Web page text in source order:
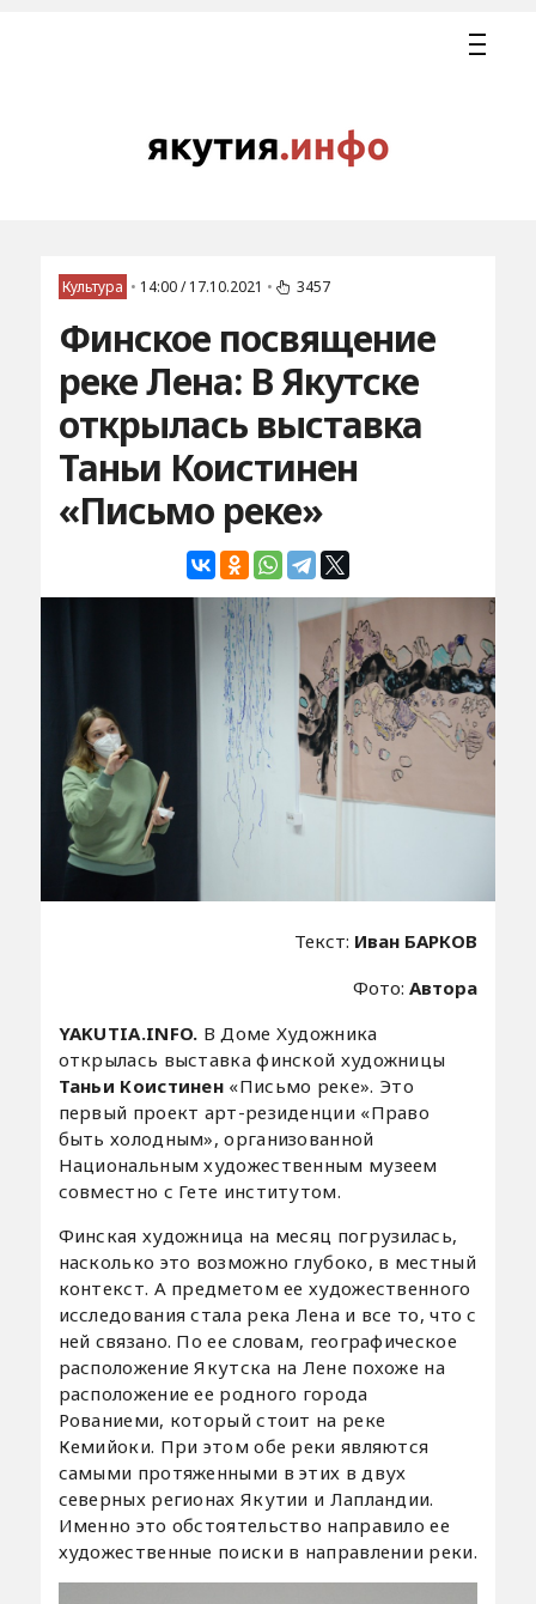
Культура • 14:00 / 17.10.2021 • 3457
Финское посвящение
реке Лена: В Якутске
открылась выставка
Таньи Коистинен
«Письмо реке»
Текст: Иван БАРКОВ
Фото:Автора
YAKUTIA.INFO. В Доме Художника
открылась выставка финской художницы
Таньи Коистинен «Письмо реке». Это
первый проект арт-резиденции «Право
быть холодным», организованной
Национальным художественным музеем
совместно с Гете институтом.
Финская художница на месяц погрузилась,
насколько это возможно глубоко, в местный
контекст. А предметом ее художественного
исследования стала река Лена и все то, что с
ней связано. По ее словам, географическое
расположение Якутска на Лене похоже на
расположение ее родного города
Рованиеми, который стоит на реке
Кемийоки. При этом обе реки являются
самыми протяженными в этих в двух
северных регионах Якутии и Лапландии.
Именно это обстоятельство направило ее
художественные поиски в направлении реки.